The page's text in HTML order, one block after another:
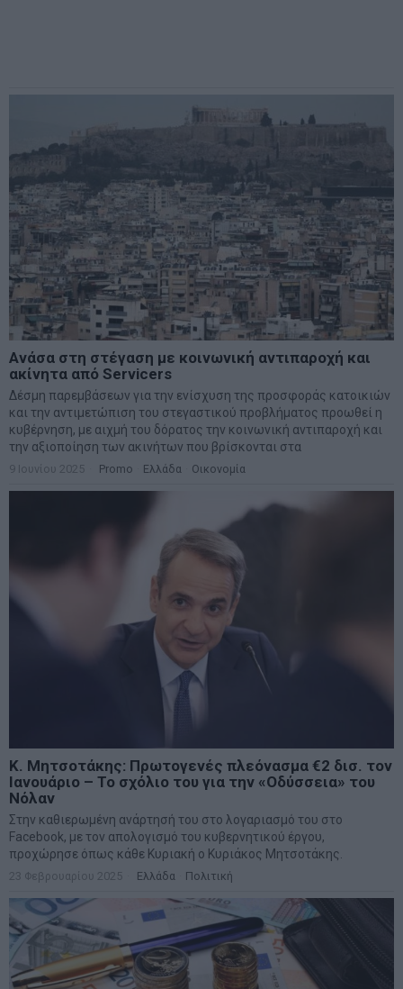
Ανάσα στη στέγαση με κοινωνική αντιπαροχή και
ακίνητα από Servicers
Δέσμη παρεμβάσεων για την ενίσχυση της προσφοράς κατοικιών
και την αντιμετώπιση του στεγαστικού προβλήματος προωθεί η
κυβέρνηση, με αιχμή του δόρατος την κοινωνική αντιπαροχή και
την αξιοποίηση των ακινήτων που βρίσκονται στα
9 Ιουνίου 2025 Promo Ελλάδα Οικονομία
Κ. Μητσοτάκης: Πρωτογενές πλεόνασμα €2 δισ. τον
Ιανουάριο – Το σχόλιο του για την «Οδύσσεια» του
Νόλαν
Στην καθιερωμένη ανάρτησή του στο λογαριασμό του στο
Facebook, με τον απολογισμό του κυβερνητικού έργου,
προχώρησε όπως κάθε Κυριακή ο Κυριάκος Μητσοτάκης.
23 Φεβρουαρίου 2025 Ελλάδα Πολιτική